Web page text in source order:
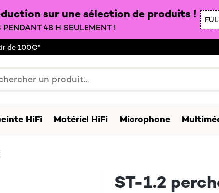
sur une sélection de produits !
48 H SEULEMENT !
de 100€*
HiFi Matériel HiFi Microphone
ST-1.2